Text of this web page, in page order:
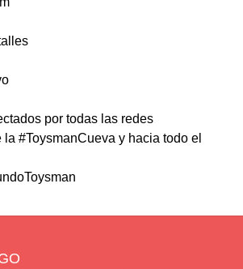
por todas las redes
#ToysmanCueva y hacia todo el